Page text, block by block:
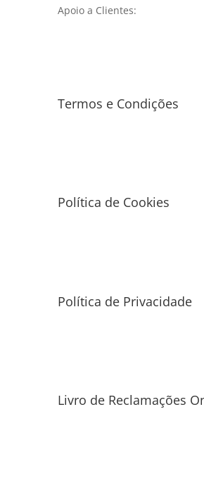
Apoio a Clientes:
Termos e Condições
Política de Cookies
Política de Privacidade
Livro de Reclamações